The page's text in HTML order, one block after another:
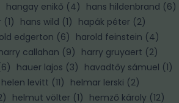
hangay enikő (4) hans hildenbrand (6)
(1) hans wild (1) hapák péter (2)
edgerton (6) harold feinstein (4)
callahan (9) harry gruyaert (2)
6) hauer lajos (3) havadtőy sámuel (1)
helen levitt (11) helmar lerski (2)
) helmut völter (1) hemző károly (12)